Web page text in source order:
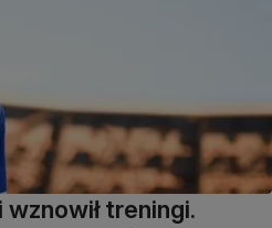
treningi.